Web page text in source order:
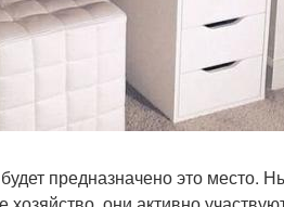
предназначено это